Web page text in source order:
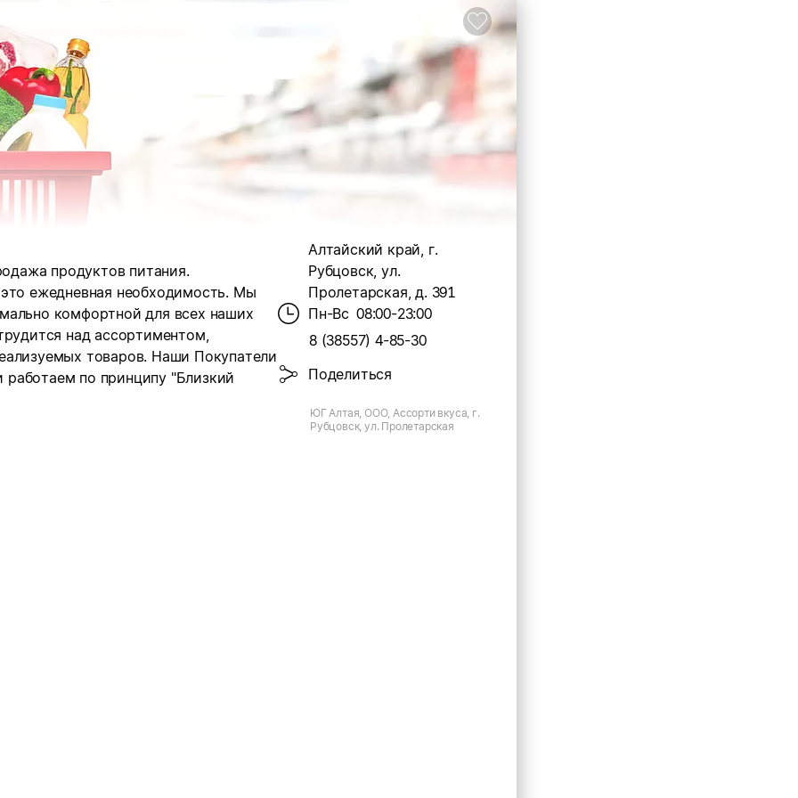
продуктов питания.
ежедневная необходимость. Мы
комфортной для всех наших
над ассортиментом,
товаров. Наши Покупатели
по принципу "Близкий
Алтайский край, г.
Рубцовск, ул.
Пролетарская, д. 391
Пн-Вс 08:00-23:00
8 (38557) 4-85-30
Поделиться
ЮГ Алтая, ООО, Ассорти вкуса, г.
Рубцовск, ул. Пролетарская